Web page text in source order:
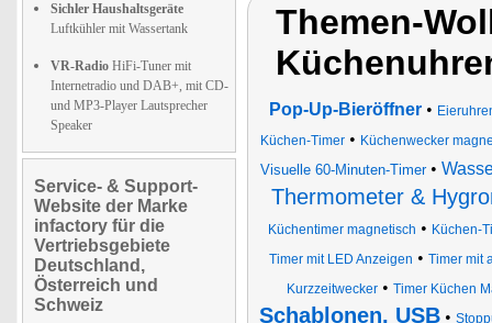
Sichler Haushaltsgeräte
Luftkühler mit Wassertank
VR-Radio HiFi-Tuner mit
Internetradio und DAB+, mit CD-
und MP3-Player Lautsprecher
Speaker
Service- & Support-
Website der Marke
infactory für die
Vertriebsgebiete
Deutschland,
Österreich und
Schweiz
Themen-
Pop-Up-Bieröffner•
Küchen-Timer• Küchenwecker
Visuelle 60-Minuten-Timer•
Thermometer &
Küchentimer magnetisch • Küchen-
Timer mit LED Anzeigen • Timer mit
Kurzzeitwecker• Timer Küchen
Schablonen, USB •